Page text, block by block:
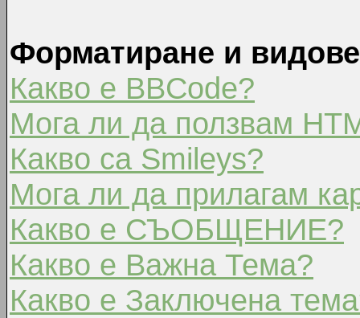
Форматиране и
Какво е BBCode?
Мога ли да ползвам
Какво са Smileys?
Мога ли да прилагам
Какво е СЪОБЩЕНИЕ?
Какво е Важна Тема?
Какво е Заключена